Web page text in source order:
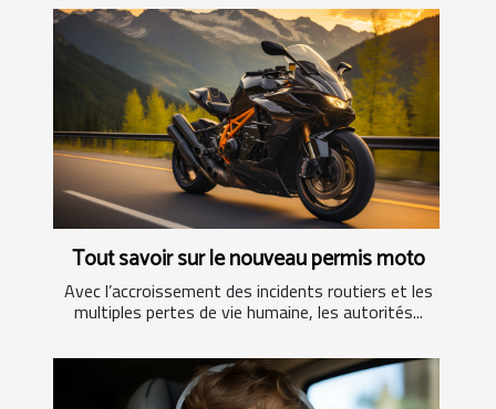
Tout savoir sur le nouveau permis moto
Avec l’accroissement des incidents routiers et les
multiples pertes de vie humaine, les autorités...